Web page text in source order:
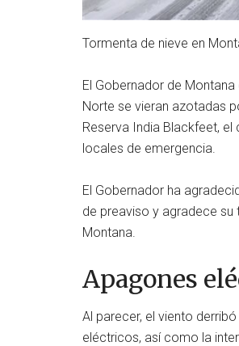
Tormenta de nieve en
El Gobernador de
Norte se vieran azotadas
Reserva India Blackfeet,
locales de emergencia.
El Gobernador ha
de preaviso y agradece
Montana.
Apagones
Al parecer, el viento
eléctricos, así como la